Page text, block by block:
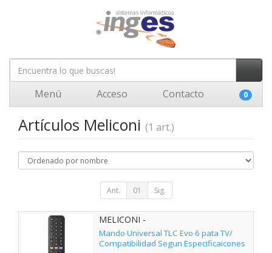
Menú Acceso Contacto 0
Artículos Meliconi (1 art.)
Ant. 01 Sig.
MELICONI -
Mando Universal TLC Evo 6 pata TV/
Compatibilidad Segun Especificaicones